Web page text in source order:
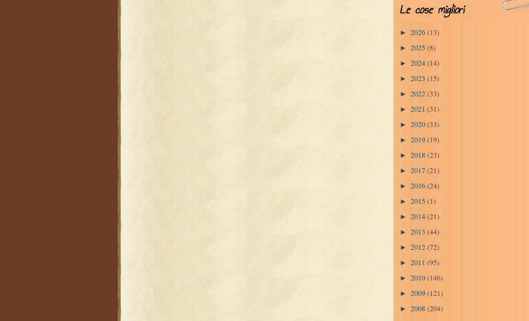
Le cose migliori
► 2026(13)
► 2025(8)
► 2024(14)
► 2023 (15)
► 2022(33)
► 2021 (31)
► 2020(33)
► 2019(19)
► 2018(23)
► 2017(21)
► 2016(24)
► 2015(1)
► 2014(21)
► 2013 (44)
► 2012(72)
► 2011 (95)
► 2010(146)
► 2009(121)
► 2008(204)